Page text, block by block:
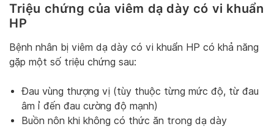
Triệu chứng của viêm dạ dày có vi khuẩn
HP
Bệnh nhân bị viêm dạ dày có vi khuẩn HP có khả năng
gặp một số triệu chứng sau:
Đau vùng thượng vị (tùy thuộc từng mức độ, từ đau
âm ỉ đến đau cường độ mạnh)
Buồn nôn khi không có thức ăn trong dạ dày